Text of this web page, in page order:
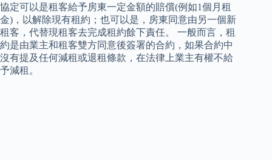
協定可以是租客給予房東一定金額的賠償(例如1個月租
金)，以解除現有租約；也可以是，房東同意由另一個新
租客，代替現租客去完成租約餘下責任。 一般而言，租
約是由業主和租客雙方同意後簽署的合約，如果合約中
沒有提及任何減租或退租條款，在法律上業主有權不給
予減租。